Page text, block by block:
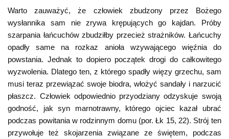
Warto zauważyć, że człowiek zbudzony przez Bożego
wysłannika sam nie zrywa krępujących go kajdan. Próby
szarpania łańcuchów zbudziłby przecież strażników. Łańcuchy
opadły same na rozkaz anioła wzywającego więźnia do
powstania. Jednak to dopiero początek drogi do całkowitego
wyzwolenia. Dlatego ten, z którego spadły więzy grzechu, sam
musi teraz przewiązać swoje biodra, włożyć sandały i narzucić
płaszcz. Człowiek odpowiednio przyodziany odzyskuje swoją
godność, jak syn marnotrawny, którego ojciec kazał ubrać
podczas powitania w rodzinnym domu (por. Łk 15, 22). Strój ten
przywołuje też skojarzenia związane ze świętem, podczas